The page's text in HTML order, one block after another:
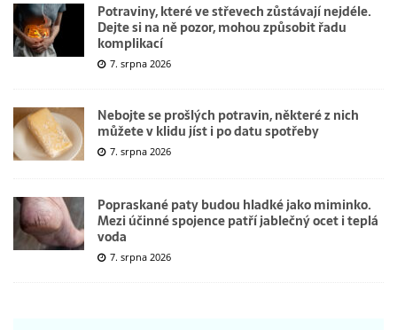
Potraviny, které ve střevech zůstávají nejdéle.
Dejte si na ně pozor, mohou způsobit řadu
komplikací
7. srpna 2026
Nebojte se prošlých potravin, některé z nich
můžete v klidu jíst i po datu spotřeby
7. srpna 2026
Popraskané paty budou hladké jako miminko.
Mezi účinné spojence patří jablečný ocet i teplá
voda
7. srpna 2026